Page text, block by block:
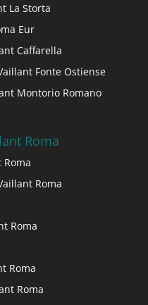
La Storta
Eur
Caffarella
Fonte Ostiense
Montorio Romano
Roma
Roma
Roma
Roma
Roma
Roma